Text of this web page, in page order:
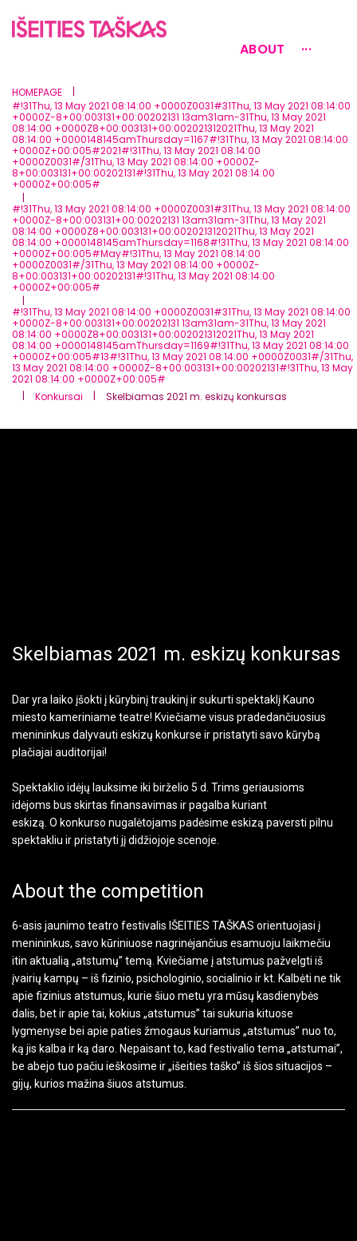
ABOUT ···
HOMEPAGE
|
#!31Thu, 13 May 2021 08:14:00 +0000Z0031#31Thu, 13 May 2021 08:14:00
+0000Z-8+00:003131+00:00202131 13am31am-31Thu, 13 May 2021
08:14:00 +0000Z8+00:003131+00:002021312021Thu, 13 May 2021
08:14:00 +0000148145amThursday=1167#!31Thu, 13 May 2021 08:14:00
+0000Z+00:005#2021#!31Thu, 13 May 2021 08:14:00
+0000Z0031#/31Thu, 13 May 2021 08:14:00 +0000Z-
8+00:003131+00:00202131#!31Thu, 13 May 2021 08:14:00
+0000Z+00:005#
|
#!31Thu, 13 May 2021 08:14:00 +0000Z0031#31Thu, 13 May 2021 08:14:00
+0000Z-8+00:003131+00:00202131 13am31am-31Thu, 13 May 2021
08:14:00 +0000Z8+00:003131+00:002021312021Thu, 13 May 2021
08:14:00 +0000148145amThursday=1168#!31Thu, 13 May 2021 08:14:00
+0000Z+00:005#May#!31Thu, 13 May 2021 08:14:00
+0000Z0031#/31Thu, 13 May 2021 08:14:00 +0000Z-
8+00:003131+00:00202131#!31Thu, 13 May 2021 08:14:00
+0000Z+00:005#
|
#!31Thu, 13 May 2021 08:14:00 +0000Z0031#31Thu, 13 May 2021 08:14:00
+0000Z-8+00:003131+00:00202131 13am31am-31Thu, 13 May 2021
08:14:00 +0000Z8+00:003131+00:002021312021Thu, 13 May 2021
08:14:00 +0000148145amThursday=1169#!31Thu, 13 May 2021 08:14:00
+0000Z+00:005#13#!31Thu, 13 May 2021 08:14:00 +0000Z0031#/31Thu,
13 May 2021 08:14:00 +0000Z-8+00:003131+00:00202131#!31Thu, 13 May
2021 08:14:00 +0000Z+00:005#
|
Konkursai | Skelbiamas 2021 m. eskizų konkursas
Skelbiamas 2021 m. eskizų konkursas
Dar yra laiko įšokti į kūrybinį traukinį ir sukurti spektaklį Kauno
miesto kameriniame teatre! Kviečiame visus pradedančiuosius
menininkus dalyvauti eskizų konkurse ir pristatyti savo kūrybą
plačiajai auditorijai!
Spektaklio idėjų lauksime iki birželio 5 d. Trims geriausioms
idėjoms bus skirtas finansavimas ir pagalba kuriant
eskizą. O konkurso nugalėtojams padėsime eskizą paversti pilnu
spektakliu ir pristatyti jį didžiojoje scenoje.
About the competition
6-asis jaunimo teatro festivalis IŠEITIES TAŠKAS orientuojasi į
menininkus, savo kūriniuose nagrinėjančius esamuoju laikmečiu
itin aktualią „atstumų” temą. Kviečiame į atstumus pažvelgti iš
įvairių kampų – iš fizinio, psichologinio, socialinio ir kt. Kalbėti ne tik
apie fizinius atstumus, kurie šiuo metu yra mūsų kasdienybės
dalis, bet ir apie tai, kokius „atstumus” tai sukuria kituose
lygmenyse bei apie paties žmogaus kuriamus „atstumus” nuo to,
ką jis kalba ir ką daro. Nepaisant to, kad festivalio tema „atstumai”,
be abejo tuo pačiu ieškosime ir „išeities taško” iš šios situacijos –
gijų, kurios mažina šiuos atstumus.